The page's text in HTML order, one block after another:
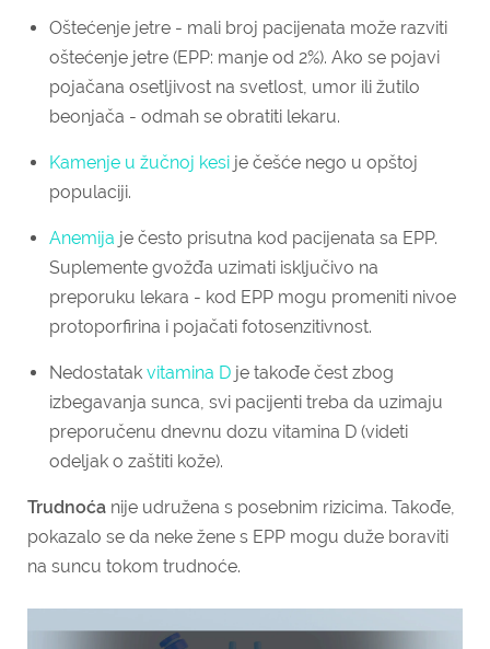
Oštećenje jetre - mali broj pacijenata može razviti
oštećenje jetre (EPP: manje od 2%). Ako se pojavi
pojačana osetljivost na svetlost, umor ili žutilo
beonjača - odmah se obratiti lekaru.
Kamenje u žučnoj kesi je češće nego u opštoj
populaciji.
Anemija je često prisutna kod pacijenata sa EPP.
Suplemente gvožđa uzimati isključivo na
preporuku lekara - kod EPP mogu promeniti nivoe
protoporfirina i pojačati fotosenzitivnost.
Nedostatak vitamina D je takođe čest zbog
izbegavanja sunca, svi pacijenti treba da uzimaju
preporučenu dnevnu dozu vitamina D (videti
odeljak o zaštiti kože).
Trudnoća nije udružena s posebnim rizicima. Takođe,
pokazalo se da neke žene s EPP mogu duže boraviti
na suncu tokom trudnoće.